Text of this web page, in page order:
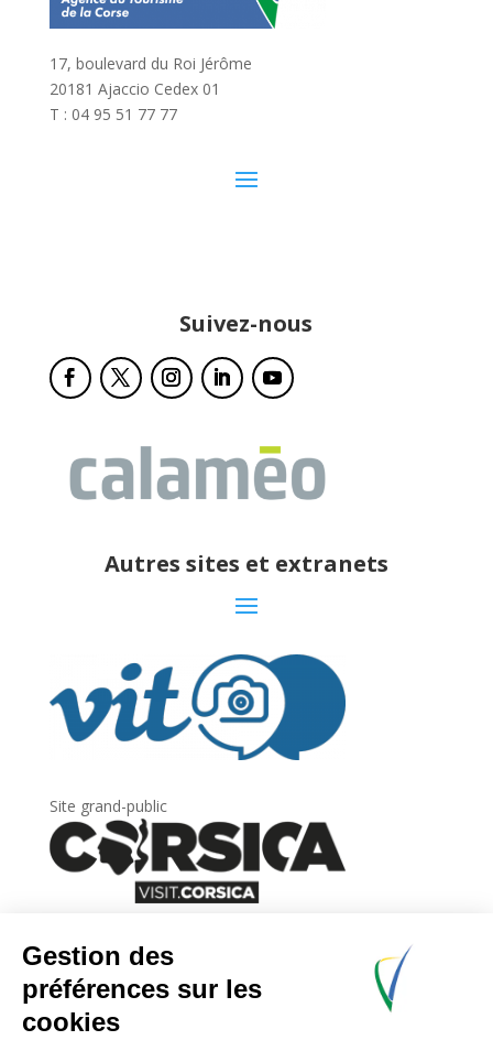
17, boulevard du Roi Jérôme
20181 Ajaccio Cedex 01
T : 04 95 51 77 77
Suivez-nous
Autres sites et extranets
Site grand-public
Newsletter
Inscrivez-vous àla lettre d’information
l’Agence du tourisme de la Corse.